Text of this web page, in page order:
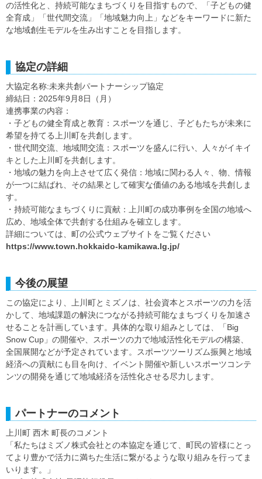
の活性化と、持続可能なまちづくりを目指すもので、「子どもの健
全育成」「世代間交流」「地域魅力向上」などをキーワードに新た
な地域創生モデルを生み出すことを目指します。
協定の詳細
大協定名称:未来共創パートナーシップ協定
締結日：2025年9月8日（月）
連携事業の内容：
・子どもの健全育成と教育：スポーツを通じ、子どもたちが未来に
希望を持てる上川町を共創します。
・世代間交流、地域間交流：スポーツを盛んに行い、人々がイキイ
キとした上川町を共創します。
・地域の魅力を向上させて広く発信：地域に関わる人々、物、情報
が一つに結ばれ、その結果として確実な価値のある地域を共創しま
す。
・持続可能なまちづくりに貢献：上川町の成功事例を全国の地域へ
広め、地域全体で共創する仕組みを確立します。
詳細については、町の公式ウェブサイトをご覧ください
https://www.town.hokkaido-kamikawa.lg.jp/
今後の展望
この協定により、上川町とミズノは、社会資本とスポーツの力を活
かして、地域課題の解決につながる持続可能なまちづくりを加速さ
せることを計画しています。具体的な取り組みとしては、「Big
Snow Cup」の開催や、スポーツの力で地域活性化モデルの構築、
全国展開などが予定されています。スポーツツーリズム振興と地域
経済への貢献にも目を向け、イベント開催や新しいスポーツコンテ
ンツの開発を通じて地域経済を活性化させる尽力します。
パートナーのコメント
上川町 西木 町長のコメント
「私たちはミズノ株式会社との本協定を通じて、町民の皆様にとっ
てより豊かで活力に満ちた生活に繋がるような取り組みを行ってま
いります。」